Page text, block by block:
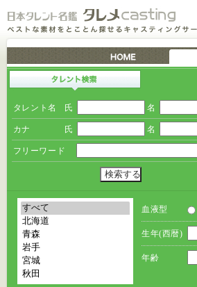
タレント名 氏 名
カナ 氏 名
フリーワード
血液型
生年(西暦)
年齢